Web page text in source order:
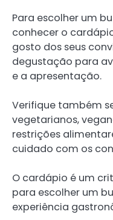
Para escolher um
conhecer o
gosto dos seus
degustação para
e a apresentação.
Verifique também
vegetarianos,
restrições
cuidado com os
O cardápio é um
para escolher um
experiência